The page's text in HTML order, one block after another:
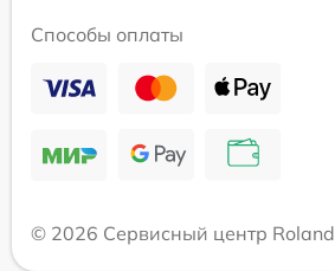
Способы оплаты
© 2026 Сервисный центр Roland